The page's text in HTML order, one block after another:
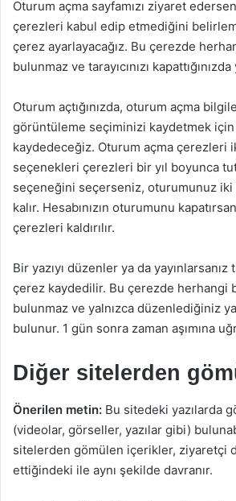
Oturum açma sayfamızı ziyaret
çerezleri kabul edip etmediğini
çerez ayarlayacağız. Bu çerezde
bulunmaz ve tarayıcınızı
Oturum açtığınızda, oturum açma
görüntüleme seçiminizi kaydetmek
kaydedeceğiz. Oturum açma çerezleri
seçenekleri çerezleri bir yıl boyunca
seçeneğini seçerseniz, oturumunuz
kalır. Hesabınızın oturumunu
çerezleri kaldırılır.
Bir yazıyı düzenler ya da yayınlarsanız
çerez kaydedilir. Bu çerezde herhangi
bulunmaz ve yalnızca düzenlediğiniz
bulunur. 1 gün sonra zaman aşımına
Diğer sitelerden
Önerilen metin: Bu sitedeki yazılarda
(videolar, görseller, yazılar gibi)
sitelerden gömülen içerikler, ziyaretçi
ettiğindeki ile aynı şekilde davranır.